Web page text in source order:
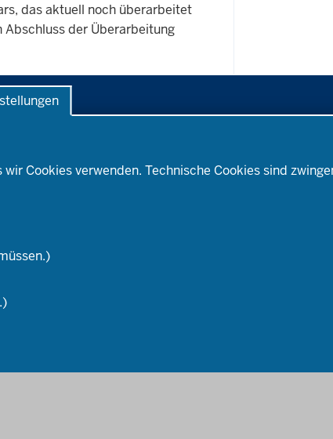
Cookies verwenden. Technische Cookies sind
das aktuell noch überarbeitet
der Überarbeitung
Rechtsrahmen Bewerbung